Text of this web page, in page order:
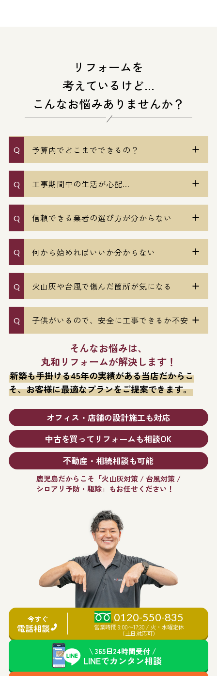
リフォームを
考えているけど…
こんなお悩みありませんか？
予算内でどこまでできるの？
工事期間中の生活が心配...
信頼できる業者の選び方が分からない
何から始めればいいか分からない
火山灰や台風で傷んだ箇所が気になる
子供がいるので、安全に工事できるか不安
そんなお悩みは、
丸和リフォームが解決します！
新築も手掛ける45年の実績がある当店だからこ
そ、お客様に最適なプランをご提案できます。
オフィス・店舗の設計施工も対応
中古を買ってリフォームも相談OK
不動産・相続相談も可能
鹿児島だからこそ「火山灰対策 / 台風対策 /
シロアリ予防・駆除」もお任せください！
今すぐ
電話相談
0120-550-835
営業時間 9:00〜17:30 / 火・水曜定休
（土日対応可）
\ 365日24時間受付 /
LINEでカンタン相談